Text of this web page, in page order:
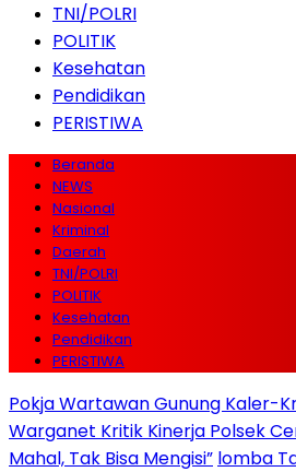
TNI/POLRI
POLITIK
Kesehatan
Pendidikan
PERISTIWA
Beranda
NEWS
Nasional
Kriminal
Daerah
TNI/POLRI
POLITIK
Kesehatan
Pendidikan
PERISTIWA
Pokja Wartawan Gunung Kaler-
Warganet Kritik Kinerja Polsek
Mahal, Tak Bisa Mengisi” lomba